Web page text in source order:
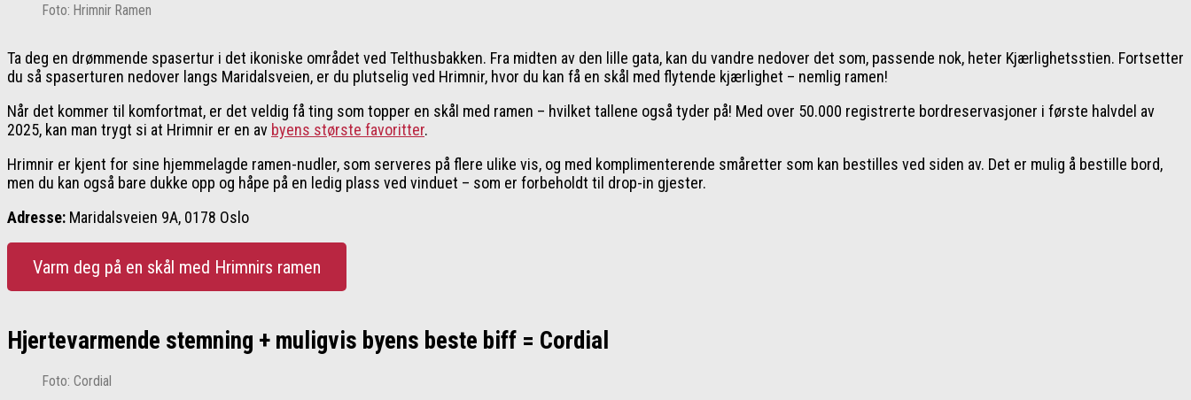
Foto: Hrimnir Ramen
Ta deg en drømmende spasertur i det ikoniske området ved Telthusbakken. Fra midten av den lille gata, kan du vandre nedover det som, passende nok, heter Kjærlighetsstien. Fortsetter
du så spaserturen nedover langs Maridalsveien, er du plutselig ved Hrimnir, hvor du kan få en skål med flytende kjærlighet – nemlig ramen!
Når det kommer til komfortmat, er det veldig få ting som topper en skål med ramen – hvilket tallene også tyder på! Med over 50.000 registrerte bordreservasjoner i første halvdel av
2025, kan man trygt si at Hrimnir er en av byens største favoritter.
Hrimnir er kjent for sine hjemmelagde ramen-nudler, som serveres på flere ulike vis, og med komplimenterende småretter som kan bestilles ved siden av. Det er mulig å bestille bord,
men du kan også bare dukke opp og håpe på en ledig plass ved vinduet – som er forbeholdt til drop-in gjester.
Adresse: Maridalsveien 9A, 0178 Oslo
Varm deg på en skål med Hrimnirs ramen
Hjertevarmende stemning + muligvis byens beste biff = Cordial
Foto: Cordial